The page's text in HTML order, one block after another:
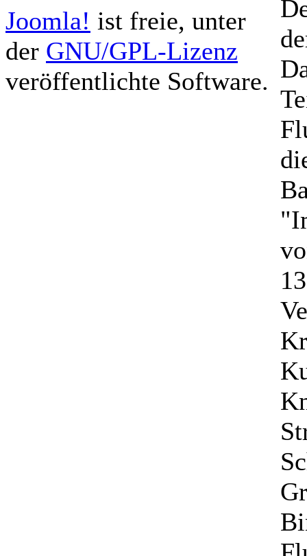
Joomla! ist freie, unter
der GNU/GPL-Lizenz
veröffentlichte Software.